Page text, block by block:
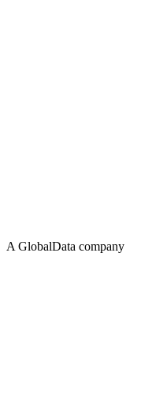
A GlobalData company